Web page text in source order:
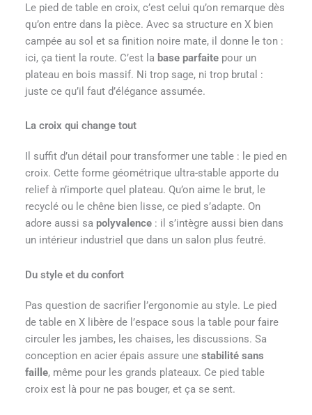
Le pied de table en croix, c’est celui qu’on remarque dès
qu’on entre dans la pièce. Avec sa structure en X bien
campée au sol et sa finition noire mate, il donne le ton :
ici, ça tient la route. C’est la base parfaitepour un
plateau en bois massif. Ni trop sage, ni trop brutal :
juste ce qu’il faut d’élégance assumée.
La croix qui change tout
Il suffit d’un détail pour transformer une table : le pied en
croix. Cette forme géométrique ultra-stable apporte du
relief à n’importe quel plateau. Qu’on aime le brut, le
recyclé ou le chêne bien lisse, ce pied s’adapte. On
adore aussi sa polyvalence: il s’intègre aussi bien dans
un intérieur industriel que dans un salon plus feutré.
Du style et du confort
Pas question de sacrifier l’ergonomie au style. Le pied
de table en X libère de l’espace sous la table pour faire
circuler les jambes, les chaises, les discussions. Sa
conception en acier épais assure une stabilité sans
faille, même pour les grands plateaux. Ce pied table
croix est là pour ne pas bouger, et ça se sent.